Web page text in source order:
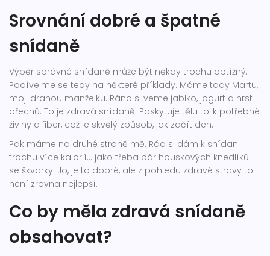
Srovnání dobré a špatné
snídaně
Výběr správné snídaně může být někdy trochu obtížný.
Podívejme se tedy na některé příklady. Máme tady Martu,
moji drahou manželku. Ráno si veme jablko, jogurt a hrst
ořechů. To je zdravá snídaně! Poskytuje tělu tolik potřebné
živiny a fiber, což je skvělý způsob, jak začít den.
Pak máme na druhé straně mě. Rád si dám k snídani
trochu více kalorií... jako třeba pár houskových knedlíků
se škvarky. Jo, je to dobré, ale z pohledu zdravé stravy to
není zrovna nejlepší.
Co by měla zdravá snídaně
obsahovat?